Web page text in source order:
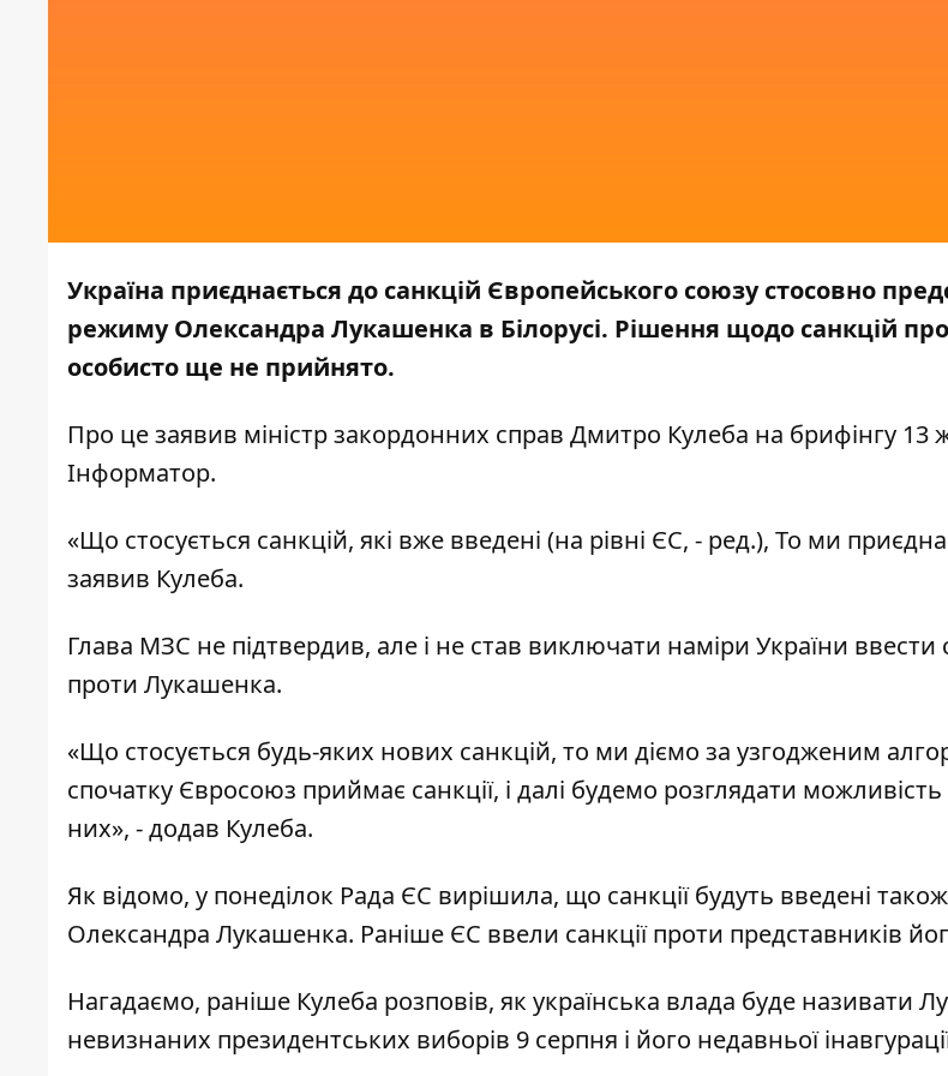
Україна приєднається до санкцій Європейського союзу стосовно
режиму Олександра Лукашенка в Білорусі. Рішення щодо санкцій
особисто ще не прийнято.
Про це заявив міністр закордонних справ Дмитро Кулеба на брифінгу 13
Інформатор.
«Що стосується санкцій, які вже введені (на рівні ЄС, - ред.), То ми
заявив Кулеба.
Глава МЗС не підтвердив, але і не став виключати наміри України ввести
проти Лукашенка.
«Що стосується будь-яких нових санкцій, то ми діємо за узгодженим
спочатку Євросоюз приймає санкції, і далі будемо розглядати
них», - додав Кулеба.
Як відомо, у понеділок Рада ЄС вирішила, що санкції будуть введені
Олександра Лукашенка. Раніше ЄС ввели санкції проти представників
Нагадаємо, раніше Кулеба розповів, як українська влада буде називати
невизнаних президентських виборів 9 серпня і його недавньої